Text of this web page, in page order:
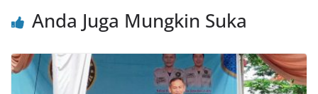
Anda Juga Mungkin Suka